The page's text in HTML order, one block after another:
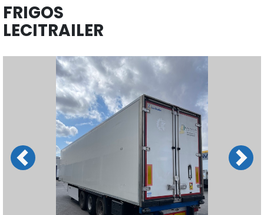
FRIGOS
LECITRAILER
Previous Next